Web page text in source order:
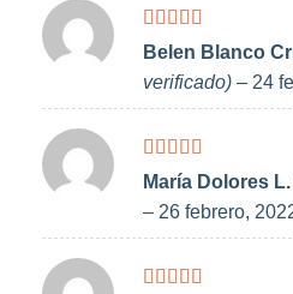
Valorado
con5de 5
Belen Blanco
verificado) – 24
Valorado
con4de
5
María Dolores L.
– 26 febrero,